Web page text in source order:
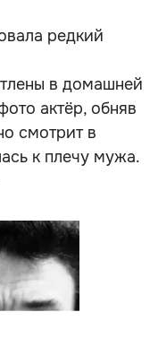
редкий
в домашней
актёр, обняв
смотрит в
к плечу мужа.